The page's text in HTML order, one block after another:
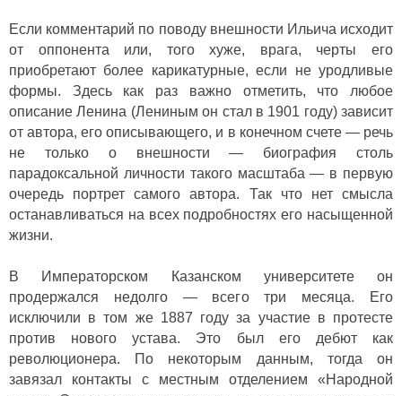
Если комментарий по поводу внешности Ильича исходит
от оппонента или, того хуже, врага, черты его
приобретают более карикатурные, если не уродливые
формы. Здесь как раз важно отметить, что любое
описание Ленина (Лениным он стал в 1901 году) зависит
от автора, его описывающего, и в конечном счете — речь
не только о внешности — биография столь
парадоксальной личности такого масштаба — в первую
очередь портрет самого автора. Так что нет смысла
останавливаться на всех подробностях его насыщенной
жизни.
В Императорском Казанском университете он
продержался недолго — всего три месяца. Его
исключили в том же 1887 году за участие в протесте
против нового устава. Это был его дебют как
революционера. По некоторым данным, тогда он
завязал контакты с местным отделением «Народной